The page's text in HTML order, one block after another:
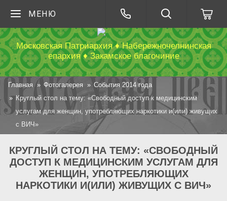
МЕНЮ
Московская Патриархия ♦ Набережночелнинская
епархия ♦ Закамское благочиние
Главная Фотогалерея
События 2014 года
Круглый стол на тему: «Свободный доступ к медицинским
услугам для женщин, употребляющих наркотики и(или) живущих
с ВИЧ»
КРУГЛЫЙ СТОЛ НА ТЕМУ: «СВОБОДНЫЙ
ДОСТУП К МЕДИЦИНСКИМ УСЛУГАМ ДЛЯ
ЖЕНЩИН, УПОТРЕБЛЯЮЩИХ
НАРКОТИКИ И(ИЛИ) ЖИВУЩИХ С ВИЧ»